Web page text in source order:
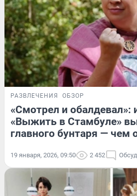
РАЗВЛЕЧЕНИЯ ОБЗОР
«Смотрел и обалдевал»:
«Выжить в Стамбуле»
главного бунтаря — чем
19 января, 2026, 09:50 2 452